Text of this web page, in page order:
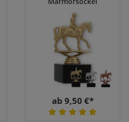
ab 9,50 €*